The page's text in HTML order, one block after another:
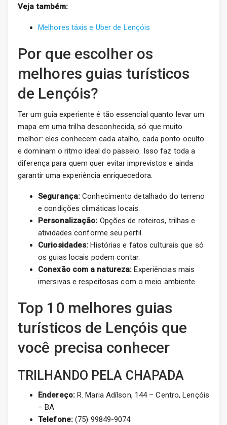
Veja também:
Melhores táxis e Uber de Lençóis
Por que escolher os
melhores guias turísticos
de Lençóis?
Ter um guia experiente é tão essencial quanto levar um
mapa em uma trilha desconhecida, só que muito
melhor: eles conhecem cada atalho, cada ponto oculto
e dominam o ritmo ideal do passeio. Isso faz toda a
diferença para quem quer evitar imprevistos e ainda
garantir uma experiência enriquecedora.
Segurança: Conhecimento detalhado do terreno
e condições climáticas locais.
Personalização: Opções de roteiros, trilhas e
atividades conforme seu perfil.
Curiosidades: Histórias e fatos culturais que só
os guias locais podem contar.
Conexão com a natureza: Experiências mais
imersivas e respeitosas com o meio ambiente.
Top 10 melhores guias
turísticos de Lençóis que
você precisa conhecer
TRILHANDO PELA CHAPADA
Endereço:R. Maria Adílson, 144 – Centro, Lençóis
– BA
Telefone:(75) 99849-9074